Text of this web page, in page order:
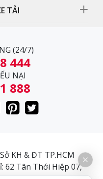
Hải Âu 2 cầu 375Hp
với thiết kế 02 giường
cho khoảng thời
phụ xe được thoải
có 1 khoảng không
các bộ phận cấu tạo
TẢI
(24/7)
444
NẠI
888
KH & ĐT TP.HCM
62 Tân Thới Hiệp 07,